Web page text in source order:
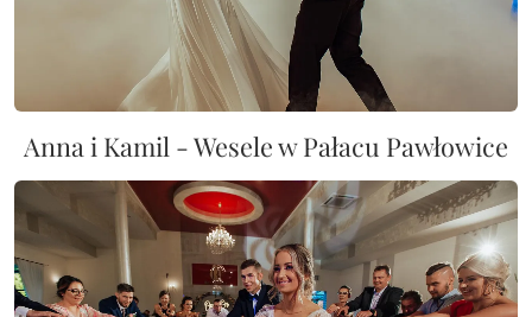
Anna i Kamil - Wesele w Pałacu Pawłowice